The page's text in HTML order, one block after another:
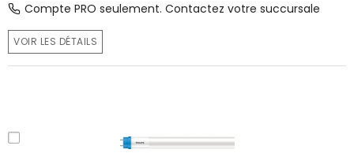
Compte PRO seulement. Contactez votre succursale
VOIR LES DÉTAILS